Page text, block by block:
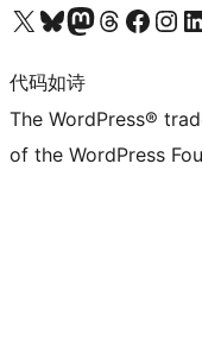
关注我们的 X（原 Twitter）账号访问我们的 Bluesky 账号关注我们的 Mastodon 账号访问我们的 Threads 账号 访问我们的 Facebook 公共主页关注我们的 Instagram 账号 关注我们的
代码如诗
The WordPress®
of the WordPress